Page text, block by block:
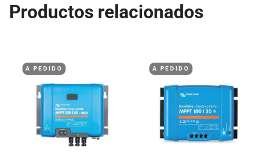
Productos relacionados
A PEDIDO A PEDIDO